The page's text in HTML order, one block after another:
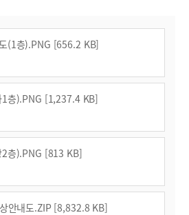
(1층).PNG [656.2 KB]
1층).PNG [1,237.4 KB]
2층).PNG [813 KB]
안내도.ZIP [8,832.8 KB]